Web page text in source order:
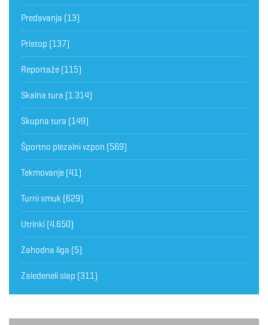
Predavanja (13)
Pristop (137)
Reportaže (115)
Skalna tura (1.314)
Skupna tura (149)
Športno plezalni vzpon (569)
Tekmovanje (41)
Turni smuk (629)
Utrinki (4.650)
Zahodna liga (5)
Zaledeneli slap (311)